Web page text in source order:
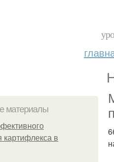
материалы
картифлекса в